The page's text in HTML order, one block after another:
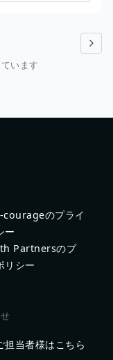
次のページ
います
courageのプライ
ー
Partnersのプ
リシー
担当者様はこちら